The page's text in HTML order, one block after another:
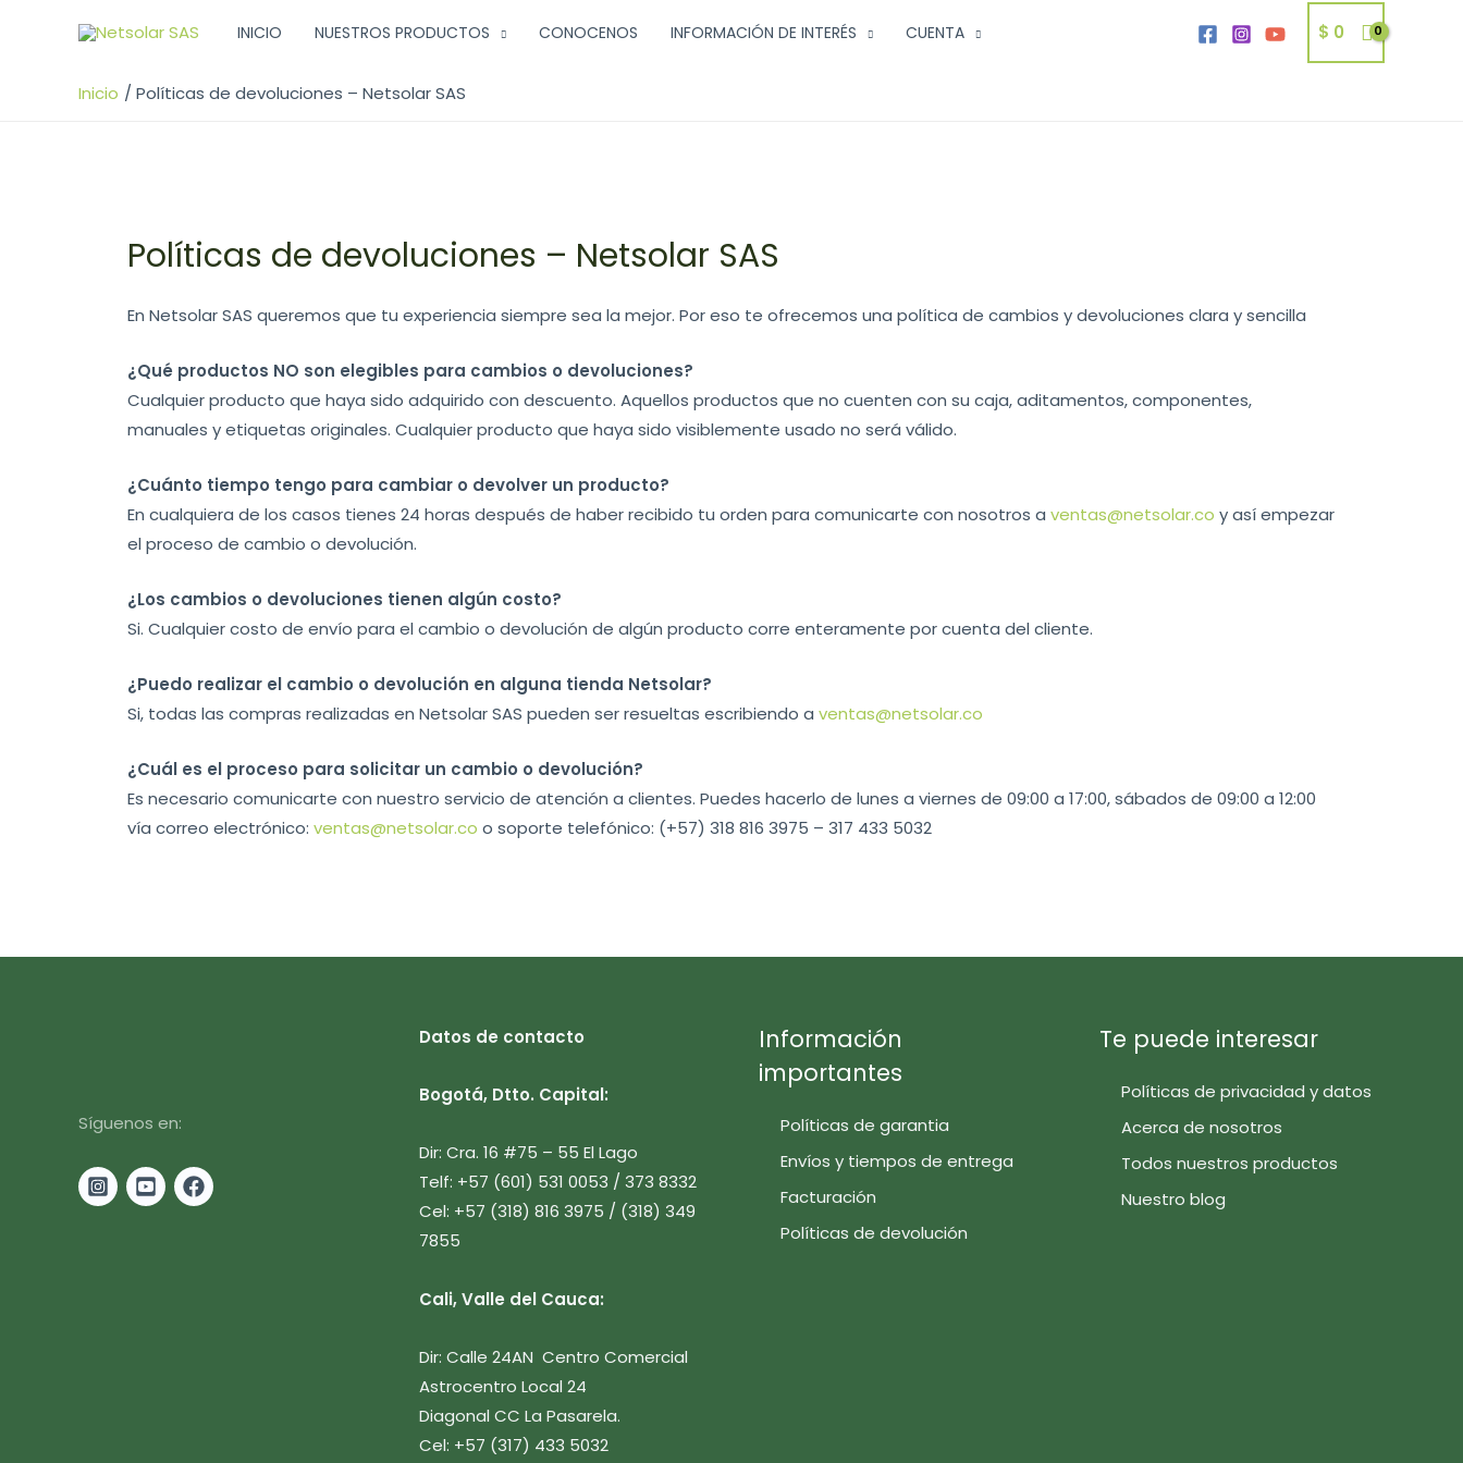
INICIO NUESTROS PRODUCTOS CONOCENOS INFORMACIÓN DE INTERÉS CUENTA $ 0
Inicio Políticas de devoluciones – Netsolar SAS
Políticas de devoluciones – Netsolar SAS
En Netsolar SAS queremos que tu experiencia siempre sea la mejor. Por eso te ofrecemos una política de cambios y devoluciones clara y sencilla
¿Qué productos NO son elegibles para cambios o devoluciones?
Cualquier producto que haya sido adquirido con descuento. Aquellos productos que no cuenten con su caja, aditamentos, componentes,
manuales y etiquetas originales. Cualquier producto que haya sido visiblemente usado no será válido.
¿Cuánto tiempo tengo para cambiar o devolver un producto?
En cualquiera de los casos tienes 24 horas después de haber recibido tu orden para comunicarte con nosotros a ventas@netsolar.co y así empezar
el proceso de cambio o devolución.
¿Los cambios o devoluciones tienen algún costo?
Si. Cualquier costo de envío para el cambio o devolución de algún producto corre enteramente por cuenta del cliente.
¿Puedo realizar el cambio o devolución en alguna tienda Netsolar?
Si, todas las compras realizadas en Netsolar SAS pueden ser resueltas escribiendo a ventas@netsolar.co
¿Cuál es el proceso para solicitar un cambio o devolución?
Es necesario comunicarte con nuestro servicio de atención a clientes. Puedes hacerlo de lunes a viernes de 09:00 a 17:00, sábados de 09:00 a 12:00
vía correo electrónico: ventas@netsolar.co o soporte telefónico: (+57) 318 816 3975 – 317 433 5032
Síguenos en:
Datos de contacto
Bogotá, Dtto. Capital:
Dir: Cra. 16 #75 – 55 El Lago
Telf: +57 (601) 531 0053 / 373 8332
Cel: +57 (318) 816 3975 / (318) 349
7855
Cali, Valle del Cauca:
Dir: Calle 24AN Centro Comercial
Astrocentro Local 24
Diagonal CC La Pasarela.
Cel: +57 (317) 433 5032
Información
importantes
Políticas de garantia
Envíos y tiempos de entrega
Facturación
Políticas de devolución
Te puede interesar
Políticas de privacidad y datos
Acerca de nosotros
Todos nuestros productos
Nuestro blog